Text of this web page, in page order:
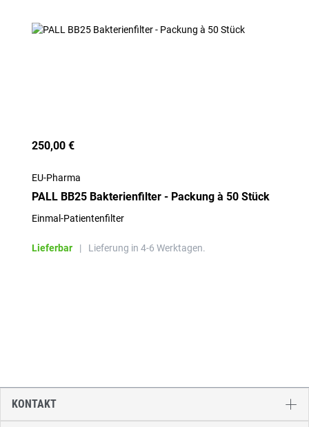
250,00 €
EU-Pharma
PALL BB25 Bakterienfilter - Packung à 50 Stück
Einmal-Patientenfilter
Lieferbar | Lieferung in 4-6 Werktagen.
KONTAKT